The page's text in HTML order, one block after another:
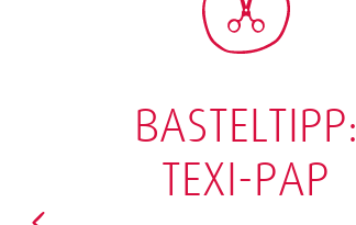
BASTELTIPP:
TEXI-PAP